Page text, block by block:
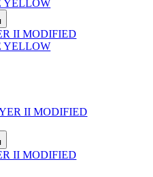
II MODIFIED
YELLOW
II MODIFIED